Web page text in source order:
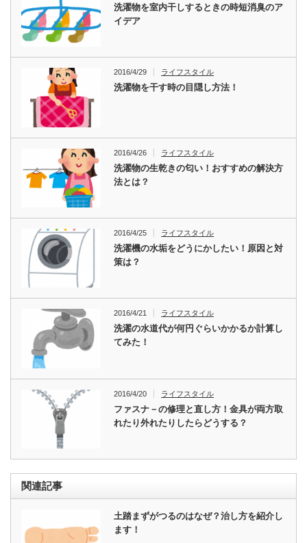
洗濯物を室内干しするときの時短消臭のア
イデア
2016/4/29 ライフスタイル
洗濯物を干す時の目隠し方法！
2016/4/26 ライフスタイル
洗濯物の生乾きの匂い！おすすめの解決方
法とは？
2016/4/25 ライフスタイル
洗濯機の水垢をどうにかしたい！原因と対
策は？
2016/4/21 ライフスタイル
洗濯の水道代が何円ぐらいかかるか計算し
てみた！
2016/4/20 ライフスタイル
ファスナ－の修理と直し方！金具が両方取
れたり外れたりしたらどうする？
関連記事
土踏まずがつるのはなぜ？治し方を紹介し
ます！